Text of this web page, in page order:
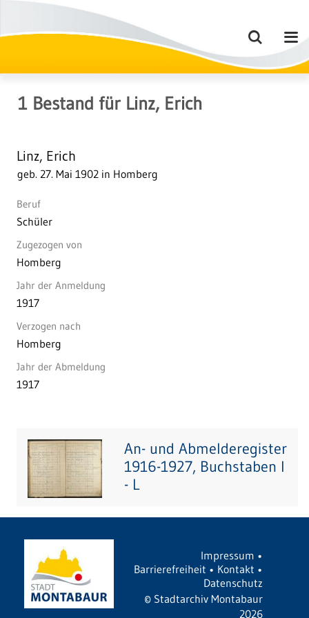
1 Bestand für Linz, Erich
Linz, Erich
geb. 27. Mai 1902 in Homberg
Beruf
Schüler
Zugezogen von
Homberg
Jahr der Anmeldung
1917
Verzogen nach
Homberg
Jahr der Abmeldung
1917
An- und Abmelderegister
1916-1927, Buchstaben I
- L
Impressum •
Barrierefreiheit • Kontakt •
Datenschutz
© Stadtarchiv Montabaur
2026